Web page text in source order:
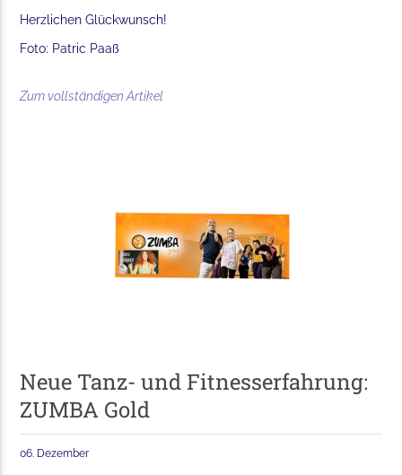
Herzlichen Glückwunsch!
Foto: Patric Paaß
Zum vollständigen Artikel
Neue Tanz- und Fitnesserfahrung:
ZUMBA Gold
06. Dezember